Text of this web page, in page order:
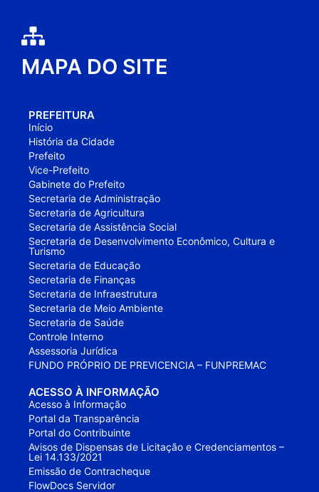
MAPA DO SITE
PREFEITURA
Início
História da Cidade
Prefeito
Vice-Prefeito
Gabinete do Prefeito
Secretaria de Administração
Secretaria de Agricultura
Secretaria de Assistência Social
Secretaria de Desenvolvimento Econômico, Cultura e
Turismo
Secretaria de Educação
Secretaria de Finanças
Secretaria de Infraestrutura
Secretaria de Meio Ambiente
Secretaria de Saúde
Controle Interno
Assessoria Jurídica
FUNDO PRÓPRIO DE PREVICENCIA – FUNPREMAC
ACESSO À INFORMAÇÃO
Acesso à Informação
Portal da Transparência
Portal do Contribuinte
Avisos de Dispensas de Licitação e Credenciamentos –
Lei 14.133/2021
Emissão de Contracheque
FlowDocs Servidor